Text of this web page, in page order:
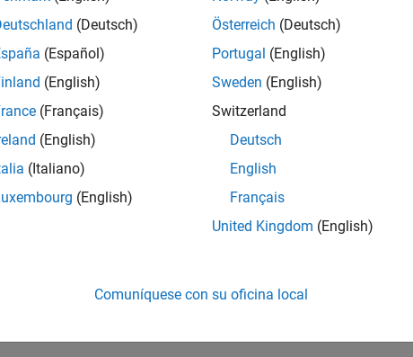
todo
¿Qué tan útil fue esta traducción?
(Deutsch)
(Español)
(English)
(Français)
(English)
(Italiano)
(English)
Österreich (Deutsch)
Portugal (English)
Sweden (English)
Switzerland
Deutsch
English
Français
United Kingdom (English)
Comuníquese con su oficina local